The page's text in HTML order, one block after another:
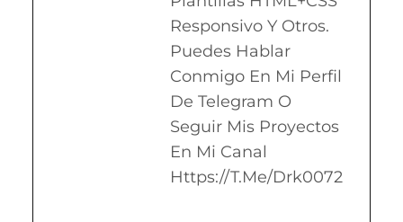
Responsivo Y Otros.
Puedes Hablar
Conmigo En Mi Perfil
De Telegram O
Seguir Mis Proyectos
En Mi Canal
Https://t.me/drk0072